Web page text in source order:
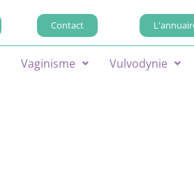
Contact
Vaginisme Vulvodynie